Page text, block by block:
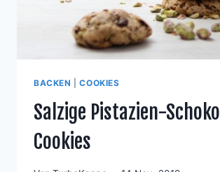
BACKEN |COOKIES
Salzige Pistazien-Schoko
Cookies